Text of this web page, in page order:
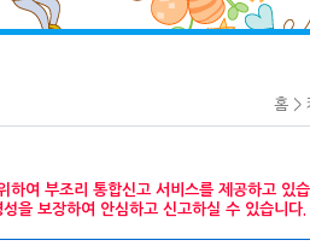
홈 >
여 부조리 통합신고 서비스를 제공하고 있습
을 보장하여 안심하고 신고하실 수 있습니다.